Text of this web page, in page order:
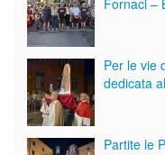
Fornaci –
Per le vie
dedicata
Partite le